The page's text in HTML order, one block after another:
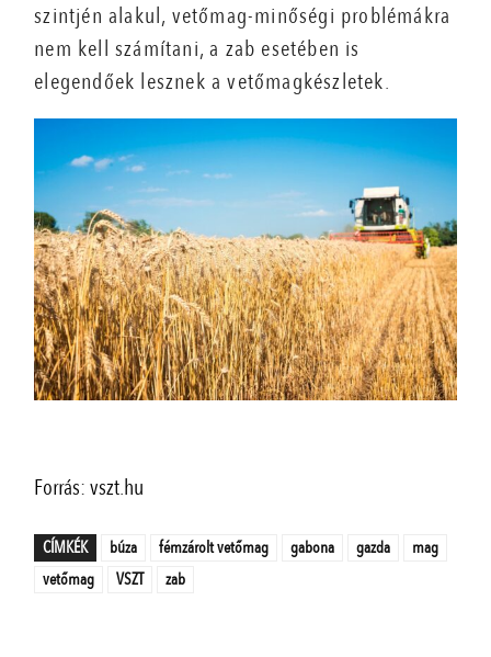
szintjén alakul, vetőmag-minőségi problémákra
nem kell számítani, a zab esetében is
elegendőek lesznek a vetőmagkészletek.
Forrás: vszt.hu
CÍMKÉK búza fémzárolt vetőmag gabona gazda
mag
vetőmag
VSZT zab